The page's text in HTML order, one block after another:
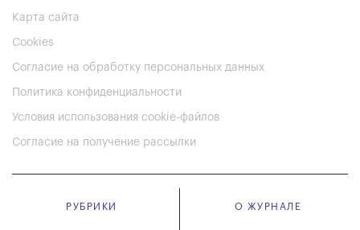
Карта сайта
Cookies
Согласие на обработку персональных данных
Политика конфиденциальности
Условия использования cookie-файлов
Согласие на получение рассылки
РУБРИКИ О ЖУРНАЛЕ